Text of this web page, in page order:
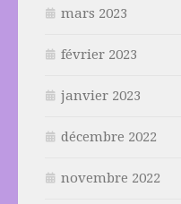
mars 2023
février 2023
janvier 2023
décembre 2022
novembre 2022